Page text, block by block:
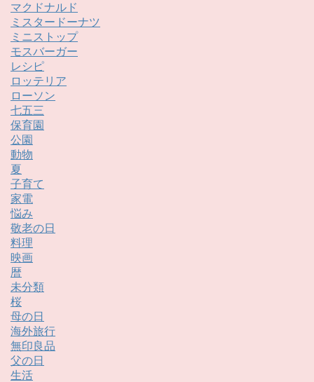
マクドナルド
ミスタードーナツ
ミニストップ
モスバーガー
レシピ
ロッテリア
ローソン
七五三
保育園
公園
動物
夏
子育て
家電
悩み
敬老の日
料理
映画
暦
未分類
桜
母の日
海外旅行
無印良品
父の日
生活